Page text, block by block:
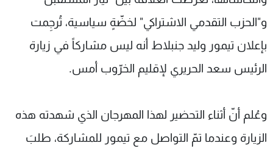
و"الحزب التقدمي الاشتراكي" لخضّةٍ سياسية، تُرجِمت
بإعلان تيمور وليد جنبلاط أنه ليس مشاركاً في زيارة
الرئيس سعد الحريري لإقليم الخرّوب أمس.
وعُلم أنّ أثناء التحضير لهذا المهرجان الذي شهدته هذه
الزيارة وعندما تمّ التواصل مع تيمور للمشاركة، طلبَ
الإنـتـاج
لاعلاناتكم
وظائف
تواصل معنا
شروط الإسـتخدام
سياسة الخصوصية